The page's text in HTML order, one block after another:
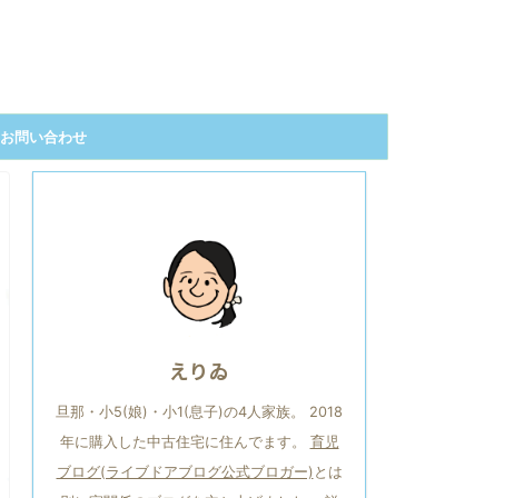
お問い合わせ
えりゐ
旦那・小5(娘)・小1(息子)の4人家族。 2018
年に購入した中古住宅に住んでます。 育児
ブログ(ライブドアブログ公式ブロガー) とは